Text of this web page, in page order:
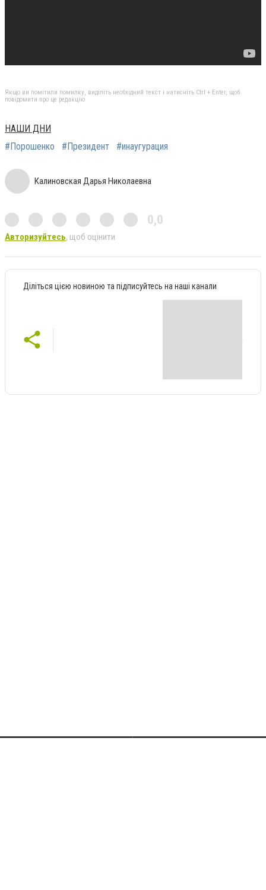
Якщо ви помітили помилку, виділіть необхідний текст і натисніть Ctrl + Enter, щоб
повідомити про це редакцію
НАШИ ДНИ
#Порошенко
#Президент #инаугурация
Калиновская Дарья Николаевна
0,0
Авторизуйтесь, щоб оцінити
Діліться цією новиною та підписуйтесь на наші канали